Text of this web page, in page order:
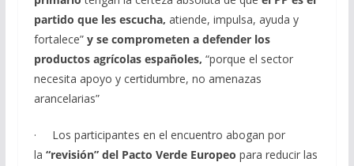
partido que les escucha, atiende, impulsa, ayuda y
fortalece” y se comprometen a defender los
productos agrícolas españoles, “porque el sector
necesita apoyo y certidumbre, no amenazas
arancelarias”
· Los participantes en el encuentro abogan por
la “revisión” del Pacto Verde Europeo para reducir las